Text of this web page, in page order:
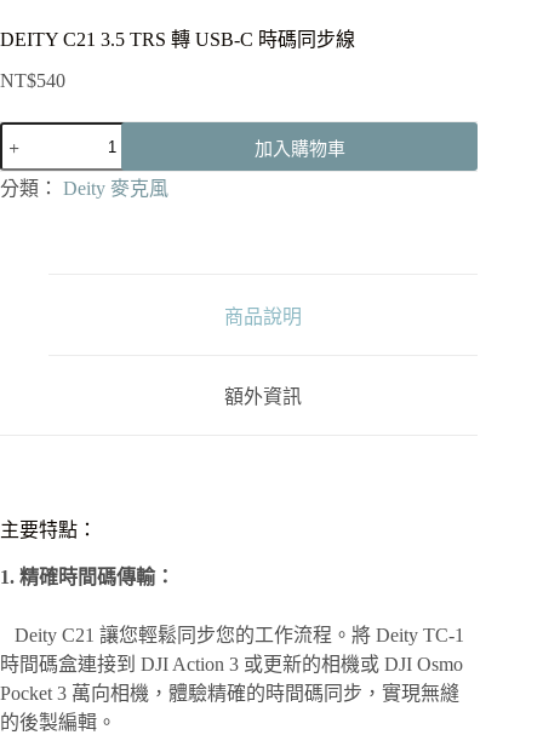
DEITY C21 3.5 TRS 轉 USB-C 時碼同步線
NT$540
DEITY
C21
3.5
TRS
加入購物車
分類： Deity 麥克風
商品說明
額外資訊
主要特點：
1. 精確時間碼傳輸：
Deity C21 讓您輕鬆同步您的工作流程。將 Deity TC-1
時間碼盒連接到 DJI Action 3 或更新的相機或 DJI Osmo
Pocket 3 萬向相機，體驗精確的時間碼同步，實現無縫
的後製編輯。